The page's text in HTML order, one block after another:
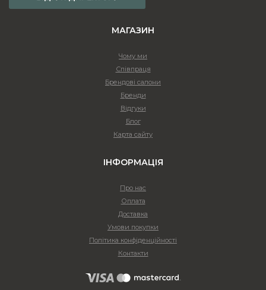
МАГАЗИН
Чому ми
Співпраця
Брендові салони
Бренди
Відгуки
Блог
Карта сайту
ІНФОРМАЦІЯ
Про нас
Оплата
Доставка
Умови покупки
Політика конфіденційності
Контакти